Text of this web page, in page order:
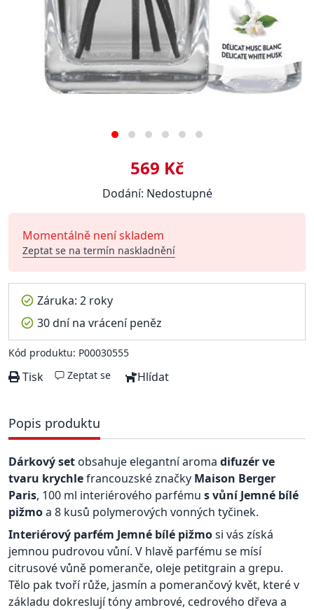
569 Kč
Dodání: Nedostupné
Momentálně není skladem
Zeptat se na termín naskladnění
Záruka: 2 roky
30 dní na vrácení peněz
Kód produktu: P00030555
Tisk Zeptat se Hlídat
Popis produktu
Dárkový set obsahuje elegantní aroma difuzér ve
tvaru krychlefrancouzské značky Maison Berger
Paris, 100 ml interiérového parfému s vůní Jemné bílé
pižmoa 8 kusů polymerových vonných tyčinek.
Interiérový parfém Jemné bílé pižmosi vás získá
jemnou pudrovou vůní. V hlavě parfému se mísí
citrusové vůně pomeranče, oleje petitgrain a grepu.
Tělo pak tvoří růže, jasmín a pomerančový květ, které v
základu dokreslují tóny ambrové, cedrového dřeva a